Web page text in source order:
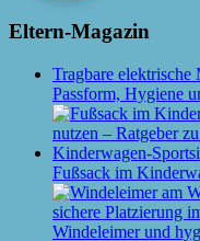
Eltern-Magazin
Tragbare
Passform, Hygiene
Fußsack im